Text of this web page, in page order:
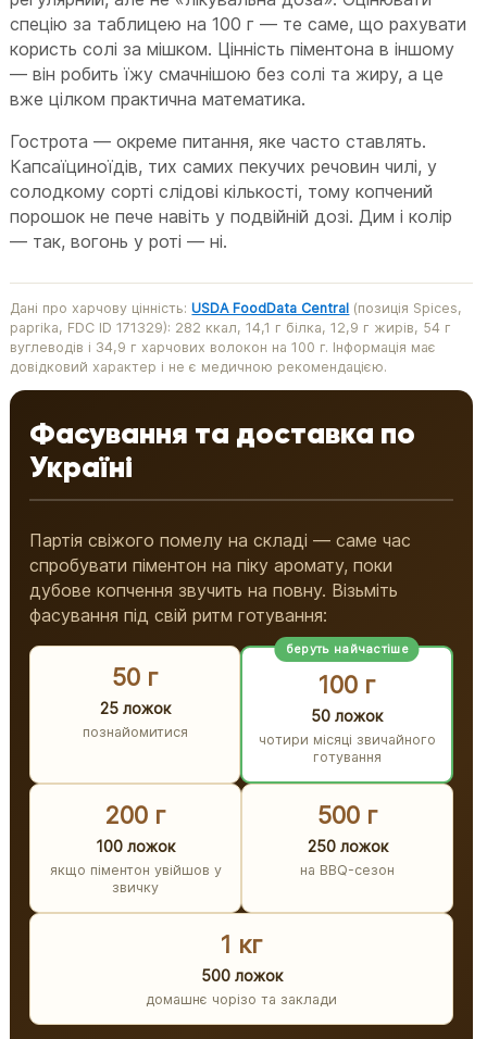
спецію за таблицею на 100 г — те саме, що рахувати
користь солі за мішком. Цінність піментона в іншому
— він робить їжу смачнішою без солі та жиру, а це
вже цілком практична математика.
Гострота — окреме питання, яке часто ставлять.
Капсаїциноїдів, тих самих пекучих речовин чилі, у
солодкому сорті слідові кількості, тому копчений
порошок не пече навіть у подвійній дозі. Дим і колір
— так, вогонь у роті — ні.
Дані про харчову цінність:USDA FoodData Central (позиція Spices,
paprika, FDC ID 171329): 282 ккал, 14,1 г білка, 12,9 г жирів, 54 г
вуглеводів і 34,9 г харчових волокон на 100 г. Інформація має
довідковий характер і не є медичною рекомендацією.
Фасування та доставка по
Україні
Партія свіжого помелу на складі — саме час
спробувати піментон на піку аромату, поки
дубове копчення звучить на повну. Візьміть
фасування під свій ритм готування:
50 г
25 ложок
познайомитися
беруть найчастіше
100 г
50 ложок
чотири місяці звичайного
готування
200 г
100 ложок
якщо піментон увійшов у
звичку
500 г
250 ложок
на BBQ-сезон
1 кг
500 ложок
домашнє чорізо та заклади